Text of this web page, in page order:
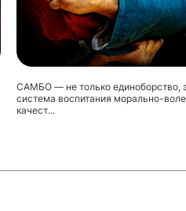
CАМБО — не только единоборство,
система воспитания морально-
качест...